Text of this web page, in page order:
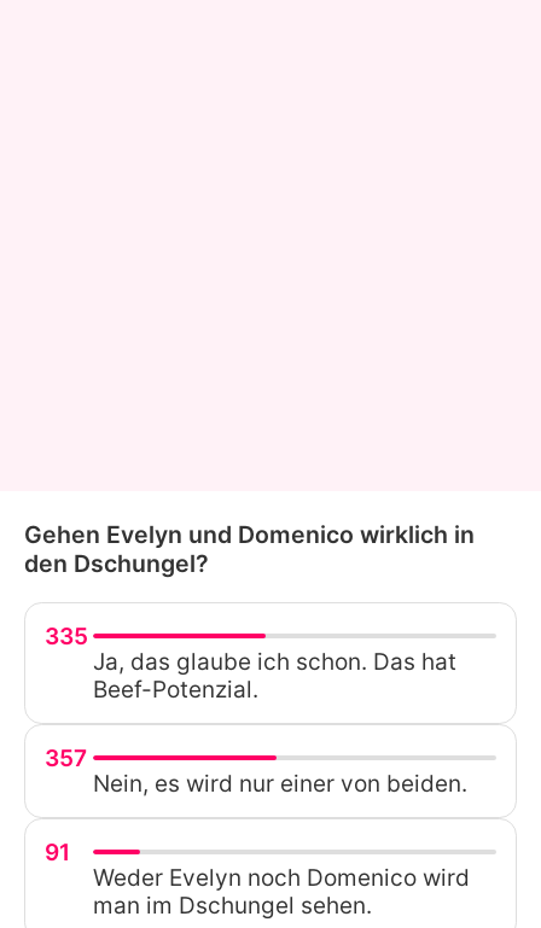
Gehen Evelyn und Domenico wirklich in
den Dschungel?
335
Ja, das glaube ich schon. Das hat
Beef-Potenzial.
357
Nein, es wird nur einer von beiden.
91
Weder Evelyn noch Domenico wird
man im Dschungel sehen.